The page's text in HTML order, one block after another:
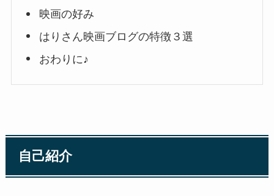
映画の好み
はりさん映画ブログの特徴３選
おわりに♪
自己紹介